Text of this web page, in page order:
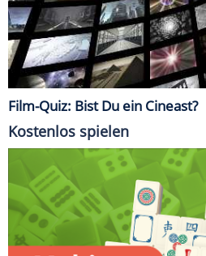
Film-Quiz: Bist Du ein Cineast?
Kostenlos spielen